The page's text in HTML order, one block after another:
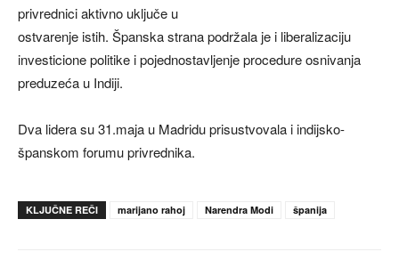
privrednici aktivno uključe u
ostvarenje istih. Španska strana podržala je i liberalizaciju
investicione politike i pojednostavljenje procedure osnivanja
preduzeća u Indiji.
Dva lidera su 31.maja u Madridu prisustvovala i indijsko-
španskom forumu privrednika.
KLJUČNE REČI marijano rahoj Narendra Modi španija